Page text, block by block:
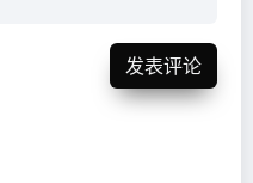
发表评论